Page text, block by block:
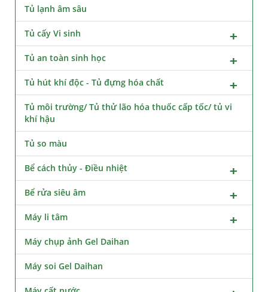
Tủ lạnh âm sâu
Tủ cấy Vi sinh
Tủ an toàn sinh học
Tủ hút khí độc - Tủ đựng hóa chất
Tủ môi trường/ Tủ thử lão hóa thuốc cấp tốc/ tủ vi
khí hậu
Tủ so màu
Bể cách thủy - Điều nhiệt
Bể rửa siêu âm
Máy li tâm
Máy chụp ảnh Gel Daihan
Máy soi Gel Daihan